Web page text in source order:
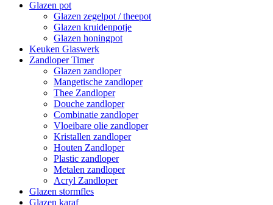
Glazen pot
Glazen zegelpot / theepot
Glazen kruidenpotje
Glazen honingpot
Keuken Glaswerk
Zandloper Timer
Glazen zandloper
Mangetische zandloper
Thee Zandloper
Douche zandloper
Combinatie zandloper
Vloeibare olie zandloper
Kristallen zandloper
Houten Zandloper
Plastic zandloper
Metalen zandloper
Acryl Zandloper
Glazen stormfles
Glazen karaf